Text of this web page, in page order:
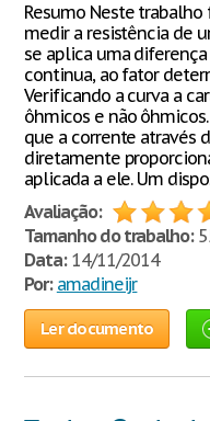
Resumo Neste
medir a resistência de
se aplica uma
continua, ao fator
Verificando a curva a
ôhmicos e não
que a corrente através
diretamente
aplicada a ele. Um
Avaliação:
Tamanho do trabalho:
Data:14/11/2014
Por: amadineijr
Ler documento